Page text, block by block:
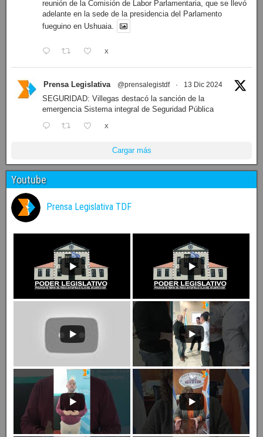
reunión de la Comisión de Labor Parlamentaria, que se llevó
adelante en la sede de la presidencia del Parlamento
fueguino en Ushuaia.
X
Prensa Legislativa @prensalegistdf · 13 Dic 2024
SEGURIDAD: Villegas destacó la sanción de la
emergencia Sistema integral de Seguridad Pública
X
Cargar más
Youtube
Prensa Legislativa TDF